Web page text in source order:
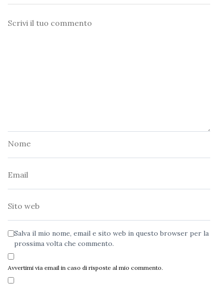
Commento
Salva il mio nome, email e sito web in questo browser per la
prossima volta che commento.
Avvertimi via email in caso di risposte al mio commento.